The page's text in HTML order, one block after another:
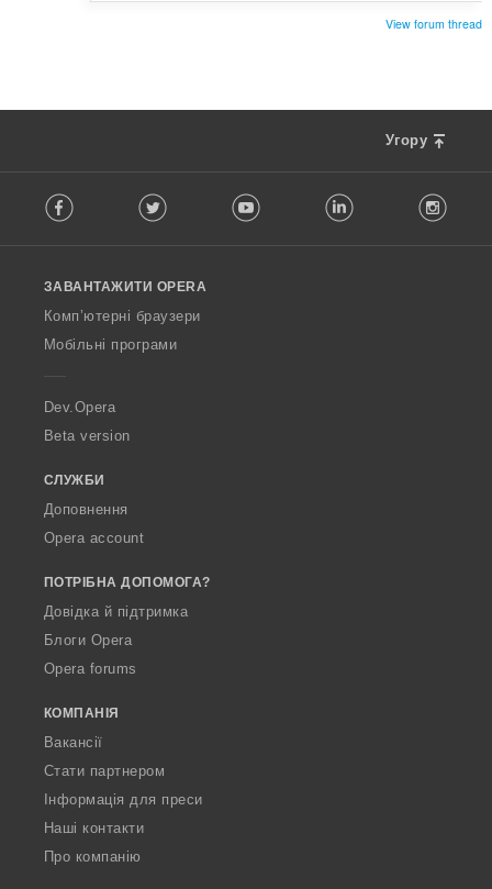
View forum thread
Угору
o
w
O
p
a
Facebook Twitter Youtube LinkedIn
ЗАВАНТАЖИТИ OPERA
Комп’ютерні браузери
Мобільні програми
Dev.Opera
Beta version
СЛУЖБИ
Доповнення
Opera account
ПОТРІБНА ДОПОМОГА?
Довідка й підтримка
Блоги Opera
Opera forums
КОМПАНІЯ
Вакансії
Стати партнером
Інформація для преси
Наші контакти
Про компанію